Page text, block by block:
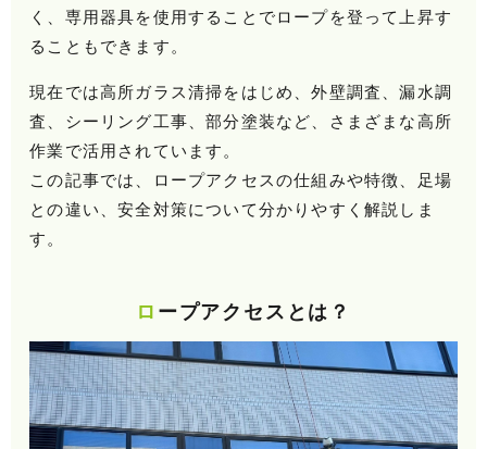
く、専用器具を使用することでロープを登って上昇す
ることもできます。
現在では高所ガラス清掃をはじめ、外壁調査、漏水調
査、シーリング工事、部分塗装など、さまざまな高所
作業で活用されています。
この記事では、ロープアクセスの仕組みや特徴、足場
との違い、安全対策について分かりやすく解説しま
す。
ロープアクセスとは？